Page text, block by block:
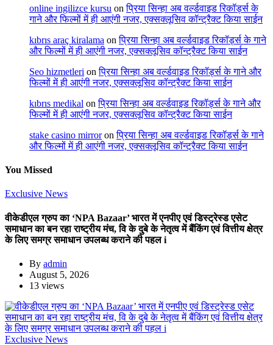
online ingilizce kursu onप्रिया सिन्हा अब वर्ल्डवाइड रिकॉर्ड्स के
गाने और फिल्मों में ही आएंगी नजर, एक्सक्लूसिव कॉन्ट्रैक्ट किया साईन
kıbrıs araç kiralama onप्रिया सिन्हा अब वर्ल्डवाइड रिकॉर्ड्स के गाने
और फिल्मों में ही आएंगी नजर, एक्सक्लूसिव कॉन्ट्रैक्ट किया साईन
Seo hizmetleri onप्रिया सिन्हा अब वर्ल्डवाइड रिकॉर्ड्स के गाने और
फिल्मों में ही आएंगी नजर, एक्सक्लूसिव कॉन्ट्रैक्ट किया साईन
kıbrıs medikal onप्रिया सिन्हा अब वर्ल्डवाइड रिकॉर्ड्स के गाने और
फिल्मों में ही आएंगी नजर, एक्सक्लूसिव कॉन्ट्रैक्ट किया साईन
stake casino mirroronप्रिया सिन्हा अब वर्ल्डवाइड रिकॉर्ड्स के गाने
और फिल्मों में ही आएंगी नजर, एक्सक्लूसिव कॉन्ट्रैक्ट किया साईन
You Missed
Exclusive News
वीकेडीएल ग्रुप का ‘NPA Bazaar’ भारत में एनपीए एवं डिस्ट्रेस्ड एसेट
समाधान का बन रहा राष्ट्रीय मंच, वि के दुबे के नेतृत्व में बैंकिंग एवं वित्तीय क्षेत्र
के लिए समग्र समाधान उपलब्ध कराने की पहल i
By admin
August 5, 2026
13 views
Exclusive News